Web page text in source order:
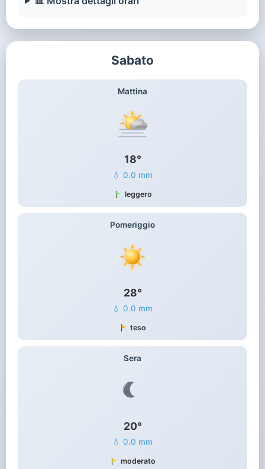
Sabato
Mattina
18°
💧 0.0 mm
leggero
Pomeriggio
28°
💧 0.0 mm
teso
Sera
20°
💧 0.0 mm
moderato